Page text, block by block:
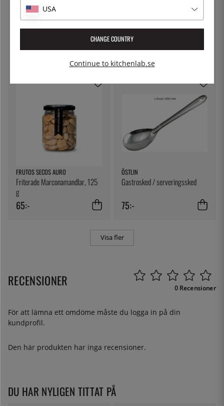
KITCHEN CRAFT
Ostduk, filterduk - Kitchen Craft
THE KITCHEN LAB
Lock till delibägare
FRUTOS SECOS AURO
Friterade Marconamandlar, 125
g
65:-
ÖSTLIN
Gastrosked / serveringssked
75:-
Visa fler
RECENSIONER 0 Recensioner
För att lämna ett omdöme måste du logga in på din
kundprofil.
Den här produkten har inga recensioner.
DU HAR NYLIGEN TITTAT PÅ
USA
CHANGE COUNTRY
Continue to kitchenlab.se